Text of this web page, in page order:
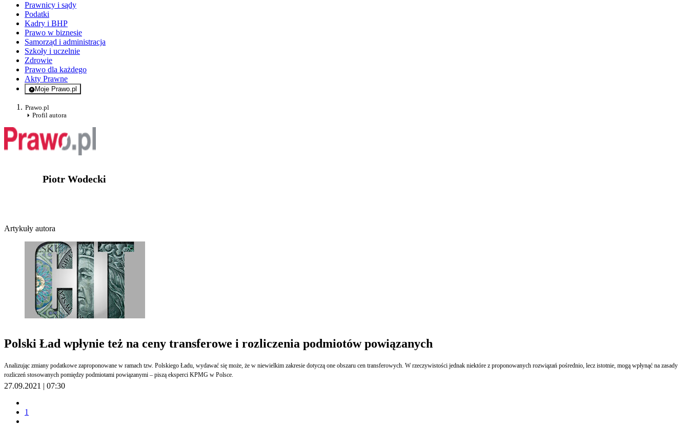
Prawnicy i sądy
Podatki
Kadry i BHP
Prawo w biznesie
Samorząd i administracja
Szkoły i uczelnie
Zdrowie
Prawo dla każdego
Akty Prawne
Moje Prawo.pl
- rejestracja i logowanie do serwisu
Prawo.pl
Profil autora
Piotr Wodecki
Artykuły autora
Polski Ład wpłynie też na ceny transferowe i rozliczenia podmiotów powiązanych
Analizując zmiany podatkowe zaproponowane w ramach tzw. Polskiego Ładu, wydawać się może, że w niewielkim zakresie dotyczą one obszaru cen transferowych. W rzeczywistości jednak niektóre z proponowanych rozwiązań pośrednio, lecz istotnie, mogą wpłynąć na zasady
rozliczeń stosowanych pomiędzy podmiotami powiązanymi – piszą eksperci KPMG w Polsce.
27.09.2021 | 07:30
1